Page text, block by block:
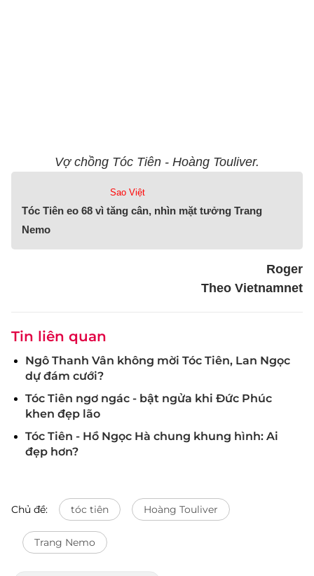
Vợ chồng Tóc Tiên - Hoàng Touliver.
Sao Việt
Tóc Tiên eo 68 vì tăng cân, nhìn mặt tưởng Trang
Nemo
Roger
Theo Vietnamnet
Tin liên quan
Ngô Thanh Vân không mời Tóc Tiên, Lan Ngọc
dự đám cưới?
Tóc Tiên ngơ ngác - bật ngửa khi Đức Phúc
khen đẹp lão
Tóc Tiên - Hồ Ngọc Hà chung khung hình: Ai
đẹp hơn?
Chủ đề: tóc tiên Hoàng Touliver
Trang Nemo